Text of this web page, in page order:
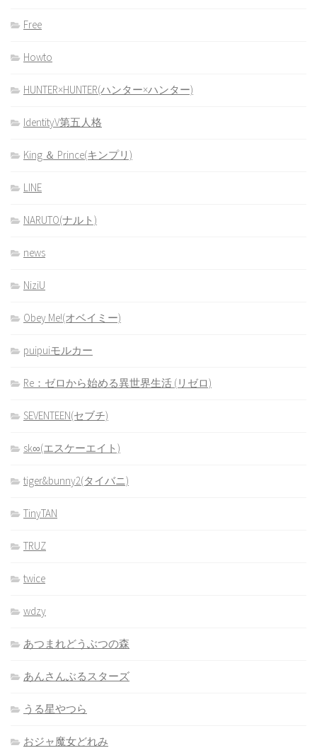
Free
Howto
HUNTER×HUNTER(ハンター×ハンター)
IdentityV第五人格
King ＆ Prince(キンプリ)
LINE
NARUTO(ナルト)
news
NiziU
Obey Me!(オベイミー)
puipuiモルカー
Re：ゼロから始める異世界生活 (リゼロ)
SEVENTEEN(セブチ)
sk∞(エスケーエイト)
tiger&bunny2(タイバニ)
TinyTAN
TRUZ
twice
wdzy
あつまれどうぶつの森
あんさんぶるスターズ
うる星やつら
おジャ魔女どれみ